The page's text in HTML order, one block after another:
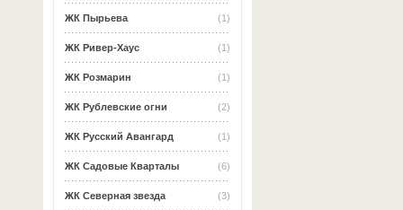
(1)
ЖК Пырьева
(1)
ЖК Ривер-Хаус
(1)
ЖК Розмарин
(2)
ЖК Рублевские огни
(1)
ЖК Русский Авангард
(6)
ЖК Садовые Кварталы
(3)
ЖК Северная звезда